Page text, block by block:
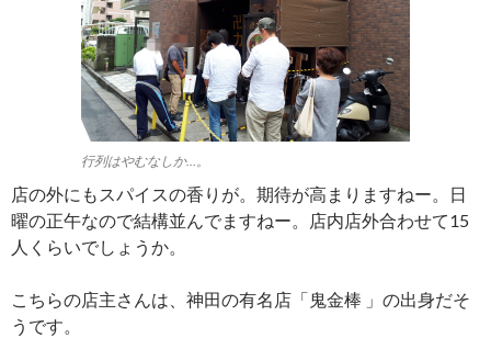
行列はやむなしか…。
店の外にもスパイスの香りが。期待が高まりますねー。日
曜の正午なので結構並んでますねー。店内店外合わせて15
人くらいでしょうか。
こちらの店主さんは、神田の有名店「鬼金棒 」の出身だそ
うです。